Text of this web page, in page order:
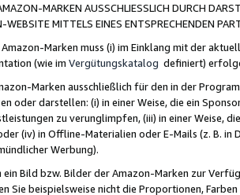
MARKEN AUSSCHLIESSLICH DURCH
WEBSITE MITTELS EINES ENTSPRECHENDEN
Marken muss (i) im Einklang mit der
(wie im Vergütungskatalog definiert)
Marken ausschließlich für den in der
oder darstellen: (i) in einer Weise, die ein
zu verunglimpfen, (iii) in einer Weise,
(iv) in Offline-Materialien oder E-Mails (z. B. in
Werbung).
ein Bild bzw. Bilder der Amazon-Marken zur
Sie beispielsweise nicht die Proportionen,